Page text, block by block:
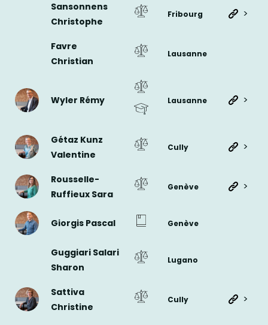
Sansonnens
Christophe
Fribourg >
Favre
Christian
Lausanne
Wyler Rémy Lausanne >
Gétaz Kunz
Valentine
Cully >
Rousselle-
Ruffieux Sara
Genève >
Giorgis Pascal Genève
Guggiari Salari
Sharon
Lugano
Sattiva
Christine
Cully >